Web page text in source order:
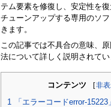
テム要素を修復し、安定性を
チューンアップする専用のソ
きます。
この記事では不具合の意味、
法について詳しく説明されてい
コンテンツ [非
1
「エラーコードerror-
Once the download is